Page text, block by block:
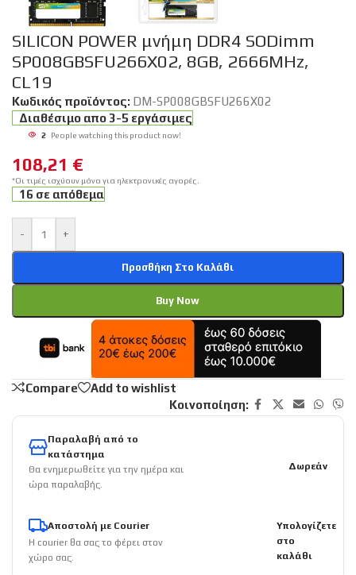
SILICON POWER μνήμη DDR4 SODimm
SP008GBSFU266X02, 8GB, 2666MHz,
CL19
Κωδικός προϊόντος: DM-SP008GBSFU266X02
Διαθέσιμο απο 3-5 εργάσιμες
2 People watching this product now!
108,21 €
*Οι τιμές ισχύουν μόνο για ηλεκτρονικές αγορές.
16 σε απόθεμα
- +
Προσθήκη Στο Καλάθι
Buy Now
Compare
Add to wishlist
Κοινοποίηση:
Παραλαβή από το
κατάστημα
Θα ενημερωθείτε για την ημέρα και
ώρα παραλαβής.
Δωρεάν
Αποστολή με Courier
Η courier θα σας το φέρει στον
χώρο σας.
Υπολογίζετε
στο
καλάθι